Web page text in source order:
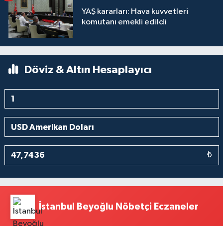
YAŞ kararları: Hava kuvvetleri
komutanı emekli edildi
Döviz & Altın Hesaplayıcı
₺
İstanbul Beyoğlu Nöbetçi Eczaneler